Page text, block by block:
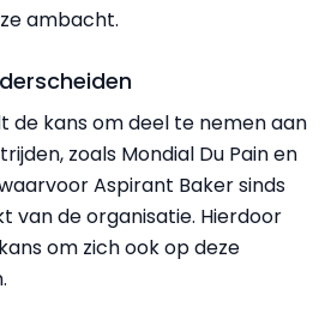
ambacht.
de kans om deel te nemen aan
zoals Mondial Du Pain en
Aspirant Baker sinds
van de organisatie. Hierdoor
om zich ook op deze